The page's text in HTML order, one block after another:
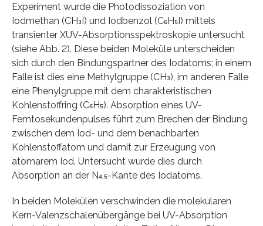
Experiment wurde die Photodissoziation von
Iodmethan (CH₃I) und Iodbenzol (C₆H₅I) mittels
transienter XUV-Absorptionsspektroskopie untersucht
(siehe Abb. 2). Diese beiden Moleküle unterscheiden
sich durch den Bindungspartner des Iodatoms; in einem
Falle ist dies eine Methylgruppe (CH₃), im anderen Falle
eine Phenylgruppe mit dem charakteristischen
Kohlenstoffring (C₆H₅). Absorption eines UV-
Femtosekundenpulses führt zum Brechen der Bindung
zwischen dem Iod- und dem benachbarten
Kohlenstoffatom und damit zur Erzeugung von
atomarem Iod. Untersucht wurde dies durch
Absorption an der N₄,₅-Kante des Iodatoms.
In beiden Molekülen verschwinden die molekularen
Kern-Valenzschalenübergänge bei UV-Absorption